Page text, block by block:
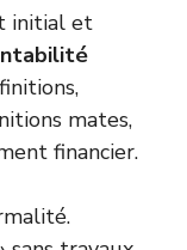
initial et
mates,
financier.